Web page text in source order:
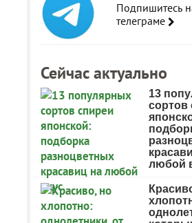
Подпишитесь
телеграме
Сейчас актуально
13
сортов
любой